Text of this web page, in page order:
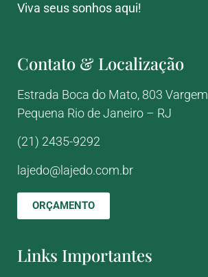
Viva seus sonhos aqui!
Contato & Localização
Estrada Boca do Mato, 803 Vargem
Pequena Rio de Janeiro – RJ
(21) 2435-9292
lajedo@lajedo.com.br
ORÇAMENTO
Links Importantes